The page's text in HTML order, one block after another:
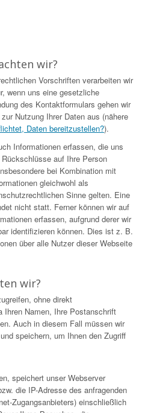
wir?
Vorschriften verarbeiten wir
wenn uns eine gesetzliche
des Kontaktformulars gehen wir
Nutzung Ihrer Daten aus (nähere
Daten bereitzustellen?).
Informationen erfassen, die uns
auf Ihre Person
bei Kombination mit
gleichwohl als
Sinne gelten. Eine
nicht statt. Ferner können wir auf
erfassen, aufgrund derer wir
identifizieren können. Dies ist z. B.
über alle Nutzer dieser Webseite
wir?
ohne direkt
Ihren Namen, Ihre Postanschrift
Auch in diesem Fall müssen wir
speichern, um Ihnen den Zugriff
speichert unser Webserver
die IP-Adresse des anfragenden
Zugangsanbieters) einschließlich